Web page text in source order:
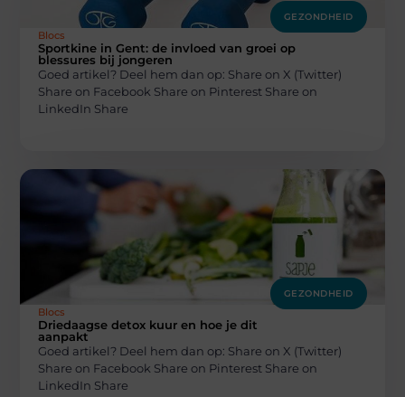
GEZONDHEID
Blocs
Sportkine in Gent: de invloed van groei op
blessures bij jongeren
Goed artikel? Deel hem dan op: Share on X (Twitter)
Share on Facebook Share on Pinterest Share on
LinkedIn Share
GEZONDHEID
Blocs
Driedaagse detox kuur en hoe je dit
aanpakt
Goed artikel? Deel hem dan op: Share on X (Twitter)
Share on Facebook Share on Pinterest Share on
LinkedIn Share